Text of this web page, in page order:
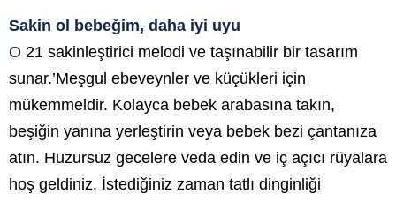
Sakin ol bebeğim, daha iyi uyu
O 21 sakinleştirici melodi ve taşınabilir bir tasarım
sunar.’Meşgul ebeveynler ve küçükleri için
mükemmeldir. Kolayca bebek arabasına takın,
beşiğin yanına yerleştirin veya bebek bezi çantanıza
atın. Huzursuz gecelere veda edin ve iç açıcı rüyalara
hoş geldiniz. İstediğiniz zaman tatlı dinginliği